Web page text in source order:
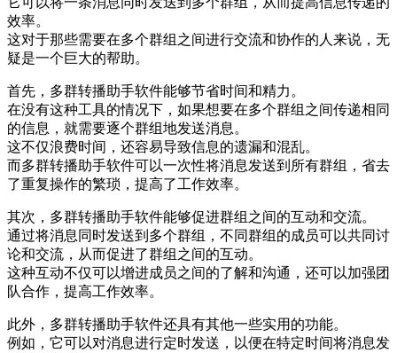
效率。
这对于那些需要在多个群组之间进行交流和协作的人来说，无
疑是一个巨大的帮助。
首先，多群转播助手软件能够节省时间和精力。
在没有这种工具的情况下，如果想要在多个群组之间传递相同
的信息，就需要逐个群组地发送消息。
这不仅浪费时间，还容易导致信息的遗漏和混乱。
而多群转播助手软件可以一次性将消息发送到所有群组，省去
了重复操作的繁琐，提高了工作效率。
其次，多群转播助手软件能够促进群组之间的互动和交流。
通过将消息同时发送到多个群组，不同群组的成员可以共同讨
论和交流，从而促进了群组之间的互动。
这种互动不仅可以增进成员之间的了解和沟通，还可以加强团
队合作，提高工作效率。
此外，多群转播助手软件还具有其他一些实用的功能。
例如，它可以对消息进行定时发送，以便在特定时间将消息发